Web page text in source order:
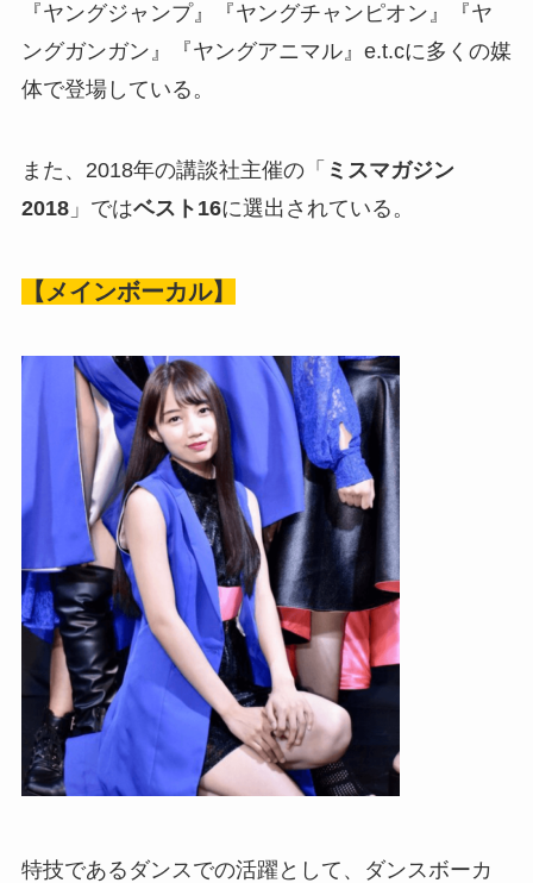
『ヤングジャンプ』『ヤングチャンピオン』『ヤ
ングガンガン』『ヤングアニマル』e.t.cに多くの媒
体で登場している。
また、2018年の講談社主催の「 ミスマガジン
2018」ではベスト16に選出されている。
【メインボーカル】
特技であるダンスでの活躍として、ダンスボーカ